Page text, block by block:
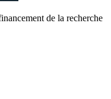
de la recherche